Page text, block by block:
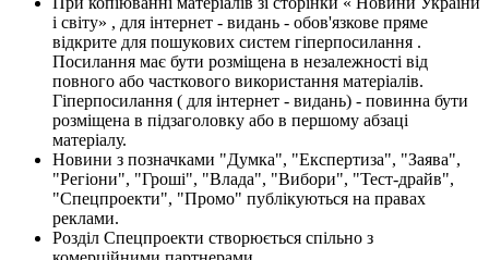
і світу» , для інтернет - видань - обов'язкове пряме
відкрите для пошукових систем гіперпосилання .
Посилання має бути розміщена в незалежності від
повного або часткового використання матеріалів.
Гіперпосилання ( для інтернет - видань) - повинна бути
розміщена в підзаголовку або в першому абзаці
матеріалу.
Новини з позначками "Думка", "Експертиза", "Заява",
"Регіони", "Гроші", "Влада", "Вибори", "Тест-драйв",
"Спецпроекти", "Промо" публікуються на правах
реклами.
Розділ Спецпроекти створюється спільно з